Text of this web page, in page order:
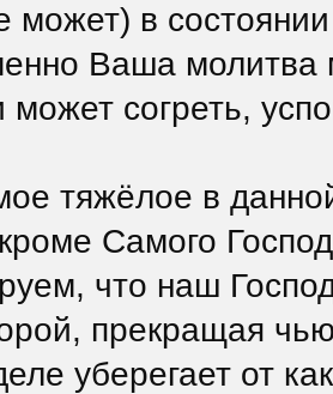
может) в
Ваша молитва
может согреть,
тяжёлое в
кроме Самого
что наш
прекращая
уберегает от